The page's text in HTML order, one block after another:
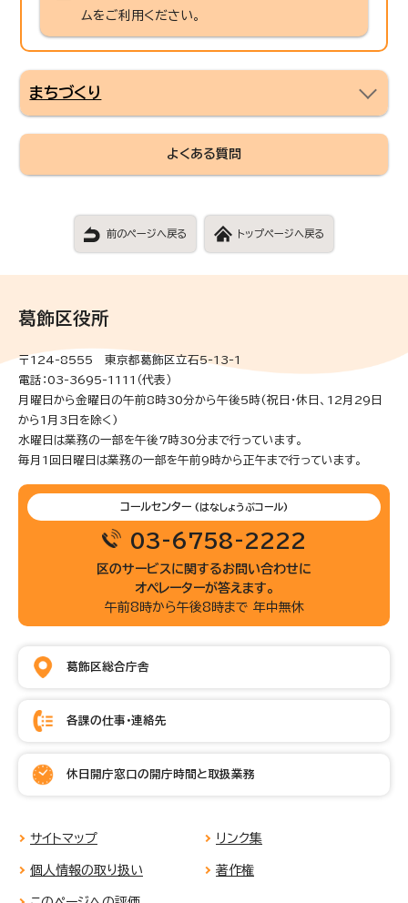
ムをご利用ください。
まちづくり
よくある質問
前のページへ戻る トップページへ戻る
葛飾区役所
〒124-8555 東京都葛飾区立石5-13-1
電話：03-3695-1111（代表）
月曜日から金曜日の午前8時30分から午後5時(祝日・休日、12月29日
から1月3日を除く)
水曜日は業務の一部を午後7時30分まで行っています。
毎月1回日曜日は業務の一部を午前9時から正午まで行っています。
コールセンター (はなしょうぶコール)
03-6758-2222
区のサービスに関するお問い合わせに
オペレーターが答えます。
午前8時から午後8時まで 年中無休
葛飾区総合庁舎
各課の仕事・連絡先
休日開庁窓口の開庁時間と取扱業務
サイトマップ リンク集
個人情報の取り扱い 著作権